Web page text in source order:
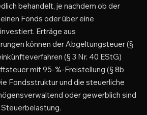
behandelt, je nachdem ob der
Fonds oder über eine
Erträge aus
können der Abgeltungsteuer (§
(§ 3 Nr. 40 EStG)
mit 95-%-Freistellung (§ 8b
Fondsstruktur und die steuerliche
oder gewerblich sind